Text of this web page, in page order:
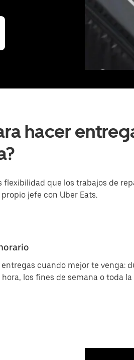
hacer
flexibilidad que los trabajos de
jefe con Uber Eats.
entregas cuando mejor te venga:
hora, los fines de semana o toda la